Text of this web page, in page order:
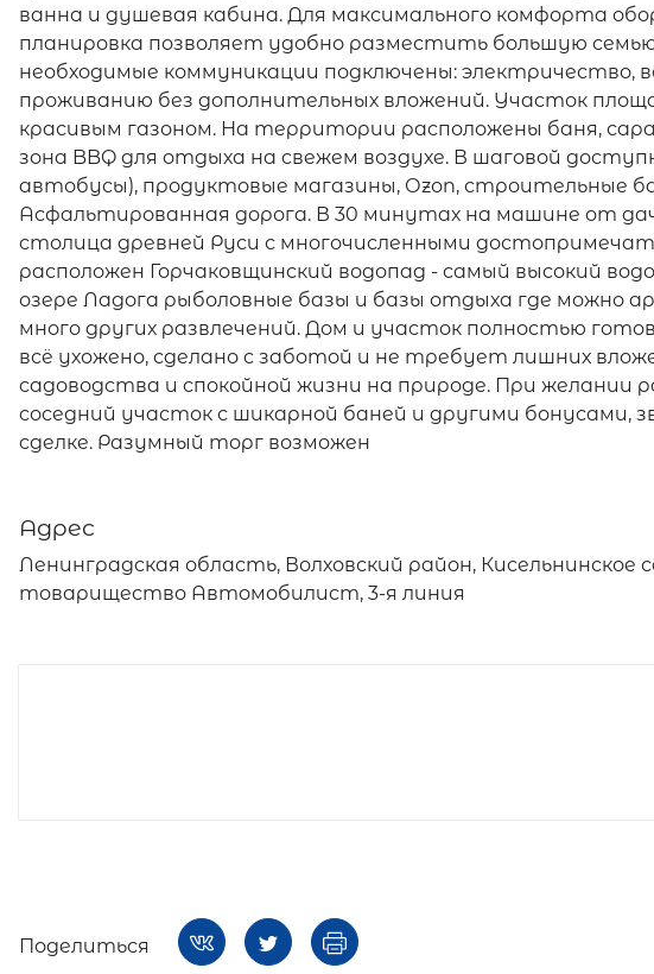
ванна и душевая кабина. Для максимального комфорта
планировка позволяет удобно разместить большую
необходимые коммуникации подключены: электричество,
проживанию без дополнительных вложений. Участок
красивым газоном. На территории расположены баня,
зона BBQ для отдыха на свежем воздухе. В шаговой
автобусы), продуктовые магазины, Оzоn, строительные
Асфальтированная дорога. В 30 минутах на машине от
столица древней Руси с многочисленными
расположен Горчаковщинский водопад - самый высокий
озере Ладога рыболовные базы и базы отдыха где можно
много других развлечений. Дом и участок полностью
всё ухожено, сделано с заботой и не требует лишних
садоводства и спокойной жизни на природе. При желании
соседний участок с шикарной баней и другими бонусами,
сделке. Разумный торг возможен
Адрес
Ленинградская область, Волховский район, Кисельнинское
товарищество Автомобилист, 3-я линия
Поделиться